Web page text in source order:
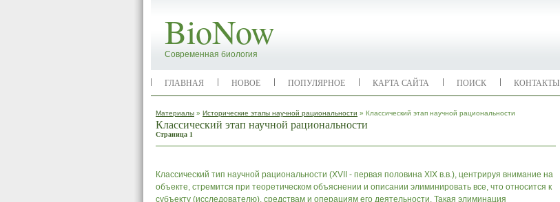
BioNow
Современная биология
ГЛАВНАЯ НОВОЕ ПОПУЛЯРНОЕ КАРТА САЙТА ПОИСК КОНТАКТЫ
Материалы » Исторические этапы научной рациональности » Классический этап научной рациональности
Классический этап научной рациональности
Страница 1
Классический тип научной рациональности (XVII - первая половина XIX в.в.), центрируя внимание на
объекте, стремится при теоретическом объяснении и описании элиминировать все, что относится к
субъекту (исследователю), средствам и операциям его деятельности. Такая элиминация